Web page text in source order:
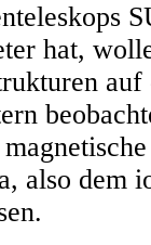
hat,
auf
also dem